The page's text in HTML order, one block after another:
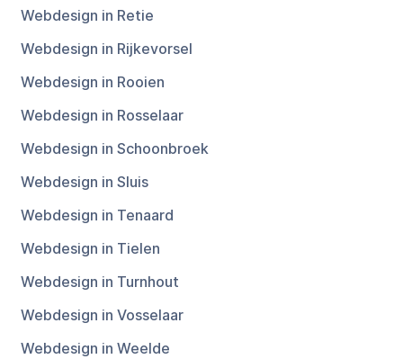
Webdesign in Retie
Webdesign in Rijkevorsel
Webdesign in Rooien
Webdesign in Rosselaar
Webdesign in Schoonbroek
Webdesign in Sluis
Webdesign in Tenaard
Webdesign in Tielen
Webdesign in Turnhout
Webdesign in Vosselaar
Webdesign in Weelde